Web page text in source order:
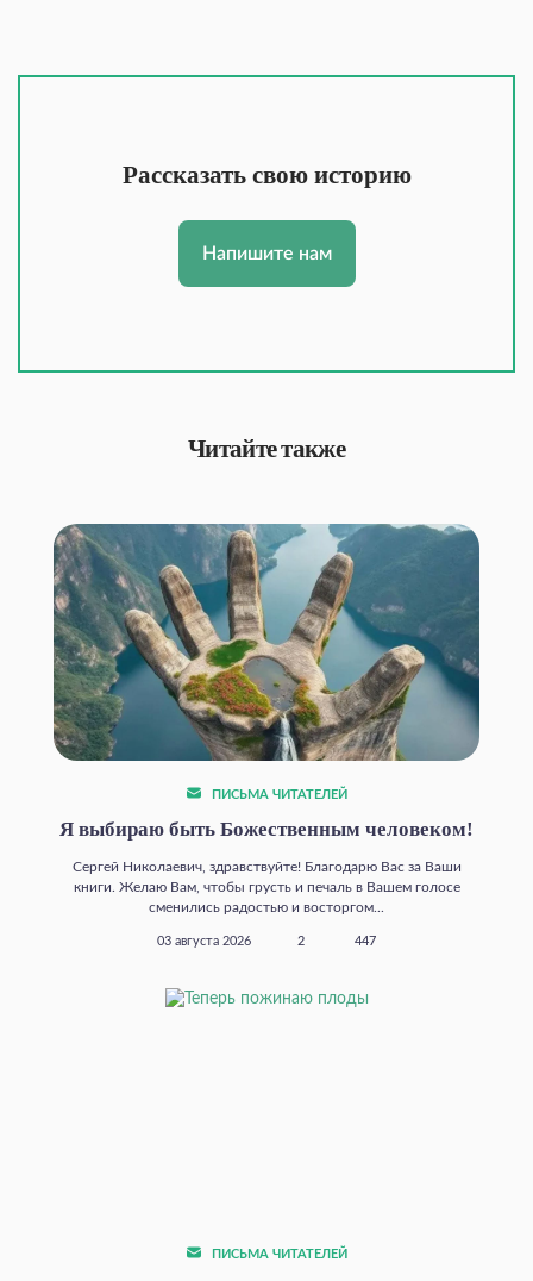
Рассказать свою историю
Напишите нам
Читайте также
ПИСЬМА ЧИТАТЕЛЕЙ
Я выбираю быть Божественным человеком!
Сергей Николаевич, здравствуйте! Благодарю Вас за Ваши
книги. Желаю Вам, чтобы грусть и печаль в Вашем голосе
сменились радостью и восторгом...
03 августа 2026 2 447
ПИСЬМА ЧИТАТЕЛЕЙ